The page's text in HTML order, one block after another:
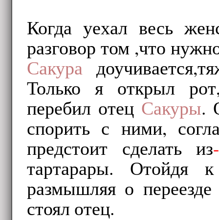
Когда уехал весь
разговор том ,что
Сакура
Только я открыл
перебил отец Сакуры.
спорить с ними,
предстоит сделать из-
тартарары. Отойдя
размышляя о
стоял отец.